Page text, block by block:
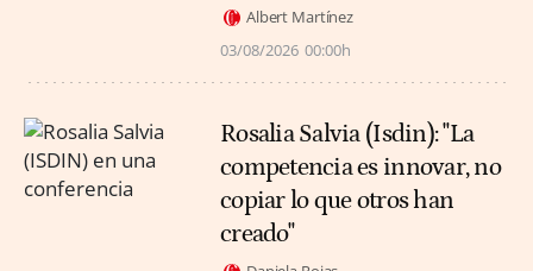
Albert Martínez
03/08/2026 00:00h
Rosalia Salvia (Isdin): "La
competencia es innovar, no
copiar lo que otros han
creado"